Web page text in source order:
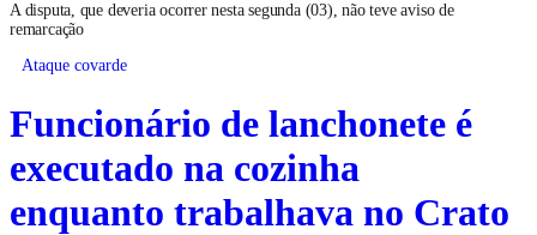
A disputa, que deveria ocorrer nesta segunda (03), não teve aviso de
remarcação
Ataque covarde
Funcionário de lanchonete é
executado na cozinha
enquanto trabalhava no Crato